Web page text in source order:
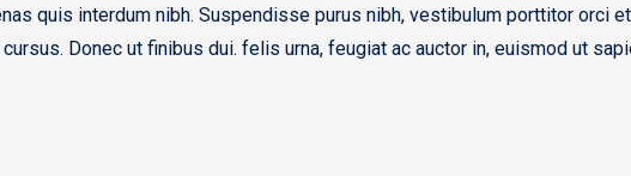
quis interdum nibh. Suspendisse purus nibh, vestibulum porttitor orci
Donec ut finibus dui. felis urna, feugiat ac auctor in, euismod ut